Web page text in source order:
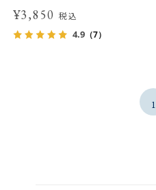
¥3,850税込
4.9（7）
1